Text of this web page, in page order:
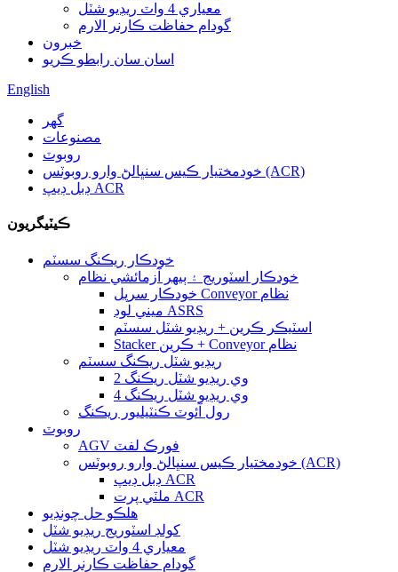
معياري 4 واٽ ريڊيو شٽل
گودام حفاظت ڪارنر الارم
خبرون
اسان سان رابطو ڪريو
English
گهر
مصنوعات
روبوٽ
خودمختيار ڪيس سنڀالڻ وارو روبوٽس (ACR)
ڊبل ڊيپ ACR
ڪيٽيگريون
خودڪار ريڪنگ سسٽم
خودڪار اسٽوريج ۽ ٻيهر آزمائشي نظام
خودڪار سرپل Conveyor نظام
ميني لوڊ ASRS
اسٽيڪر ڪرين + ريڊيو شٽل سسٽم
Stacker ڪرين + Conveyor نظام
ريڊيو شٽل ريڪنگ سسٽم
2 وي ريڊيو شٽل ريڪنگ
4 وي ريڊيو شٽل ريڪنگ
رول آئوٽ ڪنٽيليور ريڪنگ
روبوٽ
AGV فورڪ لفٽ
خودمختيار ڪيس سنڀالڻ وارو روبوٽس (ACR)
ڊبل ڊيپ ACR
ملٽي پرت ACR
هلڪو حل چونڊيو
کولڊ اسٽوريج ريڊيو شٽل
معياري 4 واٽ ريڊيو شٽل
گودام حفاظت ڪارنر الارم